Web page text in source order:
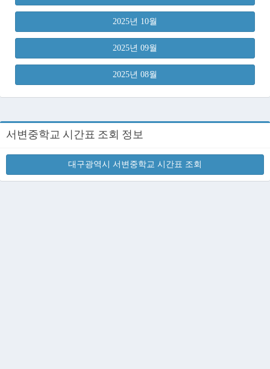
2025년 10월
2025년 09월
2025년 08월
서변중학교 시간표 조회 정보
대구광역시 서변중학교 시간표 조회